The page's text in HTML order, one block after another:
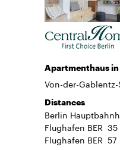
Apartmenthaus
Von-der-
Distances
Berlin
Flughafen BER 35
Flughafen BER 57